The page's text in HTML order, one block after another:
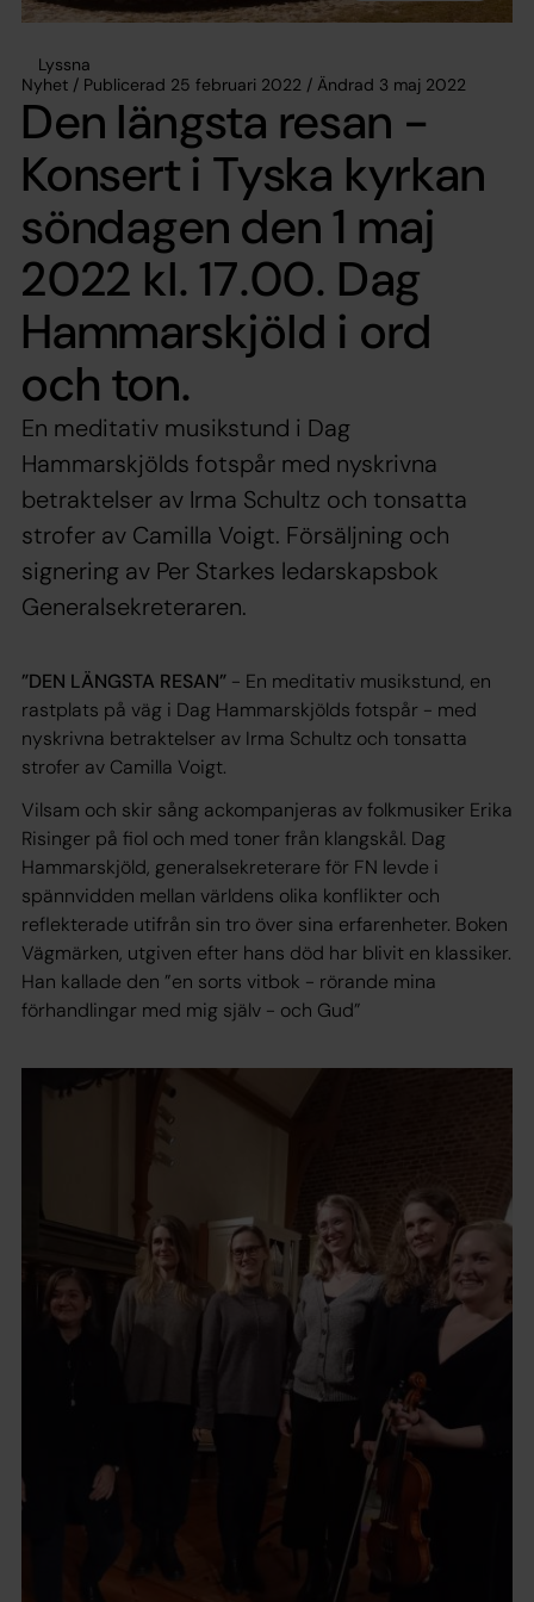
Lyssna
Nyhet / Publicerad 25 februari 2022 / Ändrad 3 maj 2022
Den längsta resan -
Konsert i Tyska kyrkan
söndagen den 1 maj
2022 kl. 17.00. Dag
Hammarskjöld i ord
och ton.
En meditativ musikstund i Dag
Hammarskjölds fotspår med nyskrivna
betraktelser av Irma Schultz och tonsatta
strofer av Camilla Voigt. Försäljning och
signering av Per Starkes ledarskapsbok
Generalsekreteraren.
”DEN LÄNGSTA RESAN” - En meditativ musikstund, en
rastplats på väg i Dag Hammarskjölds fotspår - med
nyskrivna betraktelser av Irma Schultz och tonsatta
strofer av Camilla Voigt.
Vilsam och skir sång ackompanjeras av folkmusiker Erika
Risinger på fiol och med toner från klangskål. Dag
Hammarskjöld, generalsekreterare för FN levde i
spännvidden mellan världens olika konflikter och
reflekterade utifrån sin tro över sina erfarenheter. Boken
Vägmärken, utgiven efter hans död har blivit en klassiker.
Han kallade den ”en sorts vitbok - rörande mina
förhandlingar med mig själv - och Gud”